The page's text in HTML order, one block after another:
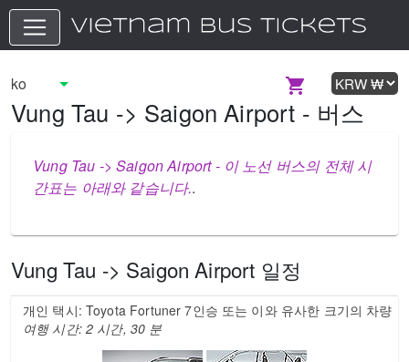
Vung Tau -> Saigon Airport - 버스
Vung Tau -> Saigon Airport - 이 노선 버스의 전체 시
간표는 아래와 같습니다..
Vung Tau -> Saigon Airport 일정
개인 택시: Toyota Fortuner 7인승 또는 이와 유사한 크기의 차량
여행 시간: 2 시간, 30 분